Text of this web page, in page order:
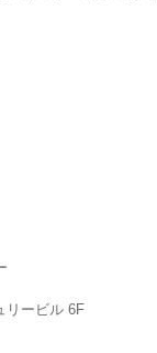
リービル 6F